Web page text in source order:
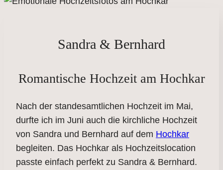
Sandra & Bernhard
Romantische Hochzeit am Hochkar
Nach der standesamtlichen Hochzeit im Mai,
durfte ich im Juni auch die kirchliche Hochzeit
von Sandra und Bernhard auf dem Hochkar
begleiten. Das Hochkar als Hochzeitslocation
passte einfach perfekt zu Sandra & Bernhard.